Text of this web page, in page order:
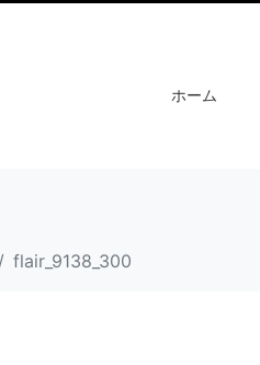
ホーム
flair_9138_300